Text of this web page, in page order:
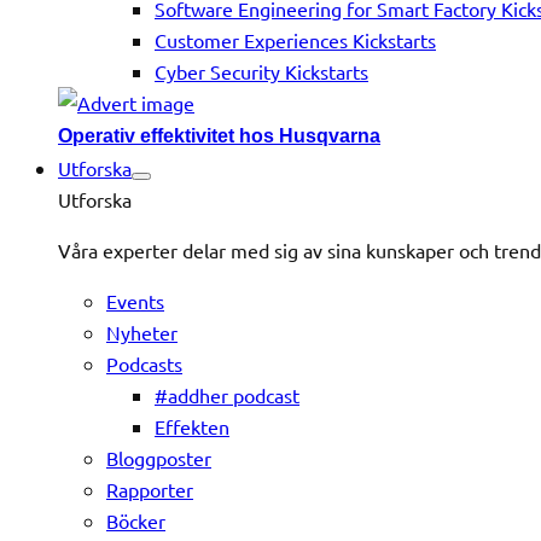
Software Engineering for Smart Factory
Customer Experiences Kickstarts
Cyber Security Kickstarts
Operativ effektivitet hos Husqvarna
Utforska
Utforska
Våra experter delar med sig av sina kunskaper och
Events
Nyheter
Podcasts
#addher podcast
Effekten
Bloggposter
Rapporter
Böcker